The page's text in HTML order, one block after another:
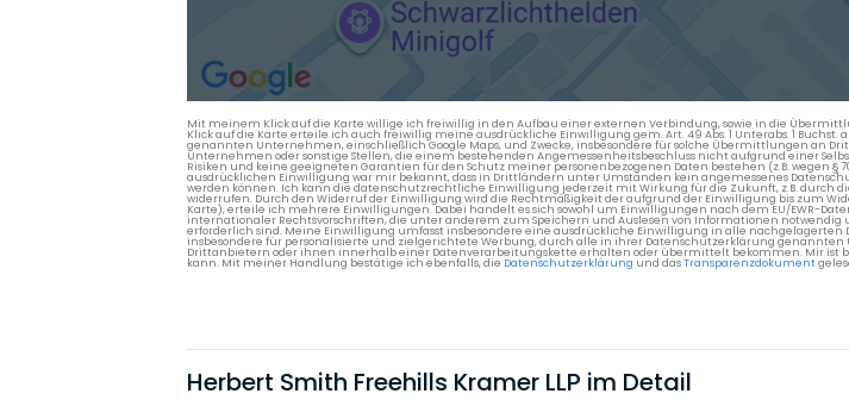
Mit meinem Klick auf die Karte willige ich freiwillig in den Aufbau einer externen Verbindung, sowie in die
Klick auf die Karte erteile ich auch freiwillig meine ausdrückliche Einwilligung gem. Art. 49 Abs. 1 Unterabs. 1
genannten Unternehmen, einschließlich Google Maps, und Zwecke, insbesondere für solche Übermittlungen an
Unternehmen oder sonstige Stellen, die einem bestehenden Angemessenheitsbeschluss nicht aufgrund einer
Risiken und keine geeigneten Garantien für den Schutz meiner personenbezogenen Daten bestehen (z.B. wegen §
ausdrücklichen Einwilligung war mir bekannt, dass in Drittländern unter Umständen kein angemessenes
werden können. Ich kann die datenschutzrechtliche Einwilligung jederzeit mit Wirkung für die Zukunft, z.B. durch
widerrufen. Durch den Widerruf der Einwilligung wird die Rechtmäßigkeit der aufgrund der Einwilligung bis zum
Karte), erteile ich mehrere Einwilligungen. Dabei handelt es sich sowohl um Einwilligungen nach dem EU/EWR-
internationaler Rechtsvorschriften, die unter anderem zum Speichern und Auslesen von Informationen
erforderlich sind. Meine Einwilligung umfasst insbesondere eine ausdrückliche Einwilligung in alle
insbesondere für personalisierte und zielgerichtete Werbung, durch alle in ihrer Datenschutzerklärung
Drittanbietern oder ihnen innerhalb einer Datenverarbeitungskette erhalten oder übermittelt bekommen. Mir ist
kann. Mit meiner Handlung bestätige ich ebenfalls, die Datenschutzerklärung und dasTransparenzdokument
Herbert Smith Freehills Kramer LLP im Detail